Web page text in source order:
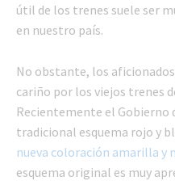
útil de los trenes suele ser
en nuestro país.
No obstante, los
cariño por los viejos trenes
Recientemente el Gobierno
tradicional esquema rojo y
nueva coloración amarilla y
esquema original es muy